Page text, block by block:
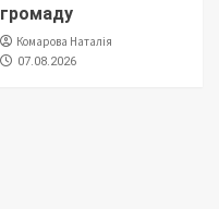
громаду
Комарова Наталія
07.08.2026